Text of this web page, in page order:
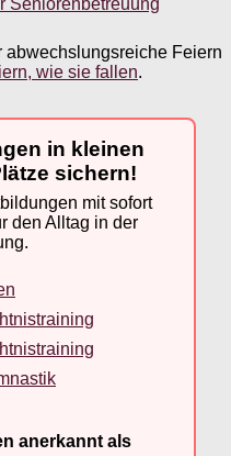
abwechslungsreiche Feiern
wie sie fallen.
in kleinen
sichern!
mit sofort
den Alltag in der
anerkannt als